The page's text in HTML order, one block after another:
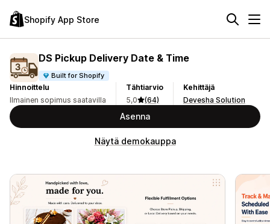
Shopify App Store
DS Pickup Delivery Date & Time
Built for Shopify
Hinnoittelu
Ilmainen sopimus saatavilla
Tähtiarvio
5,0
(64)
Kehittäjä
Devesha Solution
Asenna
Näytä demokauppa